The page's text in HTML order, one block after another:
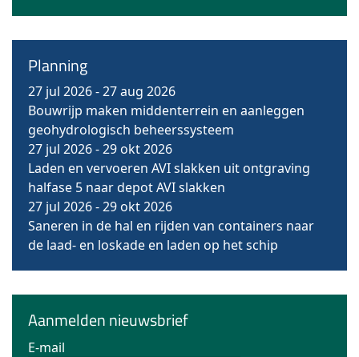
Planning
27 jul 2026-27 aug 2026
Bouwrijp maken middenterrein en aanleggen
geohydrologisch beheerssysteem
27 jul 2026-29 okt 2026
Laden en vervoeren AVI slakken uit ontgraving
halfase 5 naar depot AVI slakken
27 jul 2026-29 okt 2026
Saneren in de hal en rijden van containers naar
de laad- en loskade en laden op het schip
Aanmelden nieuwsbrief
E-mail